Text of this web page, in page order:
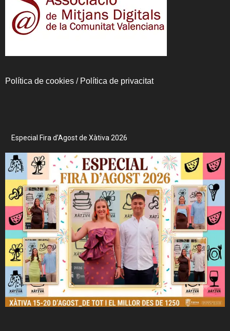
Política de cookies / Política de privacitat
Especial Fira d’Agost de Xàtiva 2026